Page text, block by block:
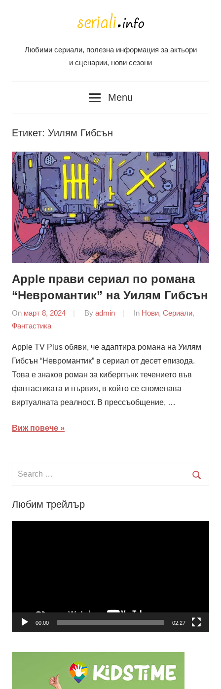
Seriali
Любими сериали, полезна информация за актьори
и сценарии, нови сезони
Menu
Етикет: Уилям Гибсън
Apple прави сериал по романа
“Невромантик” на Уилям Гибсън
On март 8, 2024 By admin In Нови, Сериали,
Фантастика
Apple TV Plus обяви, че адаптира романа на Уилям
Гибсън “Невромантик” в сериал от десет епизода.
Това е знаков роман за киберпънк течението във
фантастиката и първия, в който се споменава
виртуалната реалност. В прессъобщение, …
Виж повече
Search
Любим трейлър
00:00 02:27